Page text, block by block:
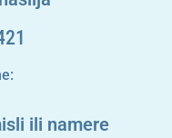
ili namere